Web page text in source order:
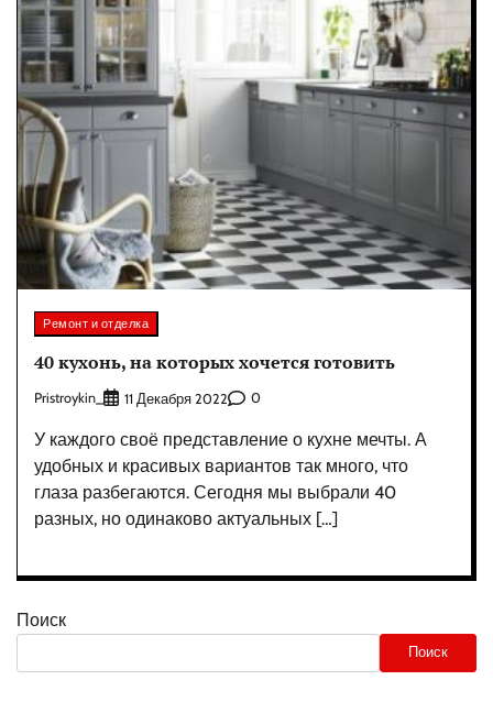
Ремонт и отделка
40 кухонь, на которых хочется готовить
Pristroykin_ 11 Декабря 2022 0
У каждого своё представление о кухне мечты. А
удобных и красивых вариантов так много, что
глаза разбегаются. Сегодня мы выбрали 40
разных, но одинаково актуальных […]
Поиск
Поиск